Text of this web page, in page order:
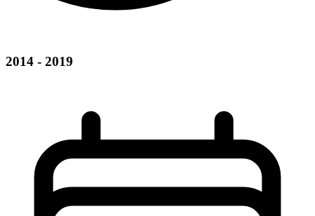
2014 - 2019